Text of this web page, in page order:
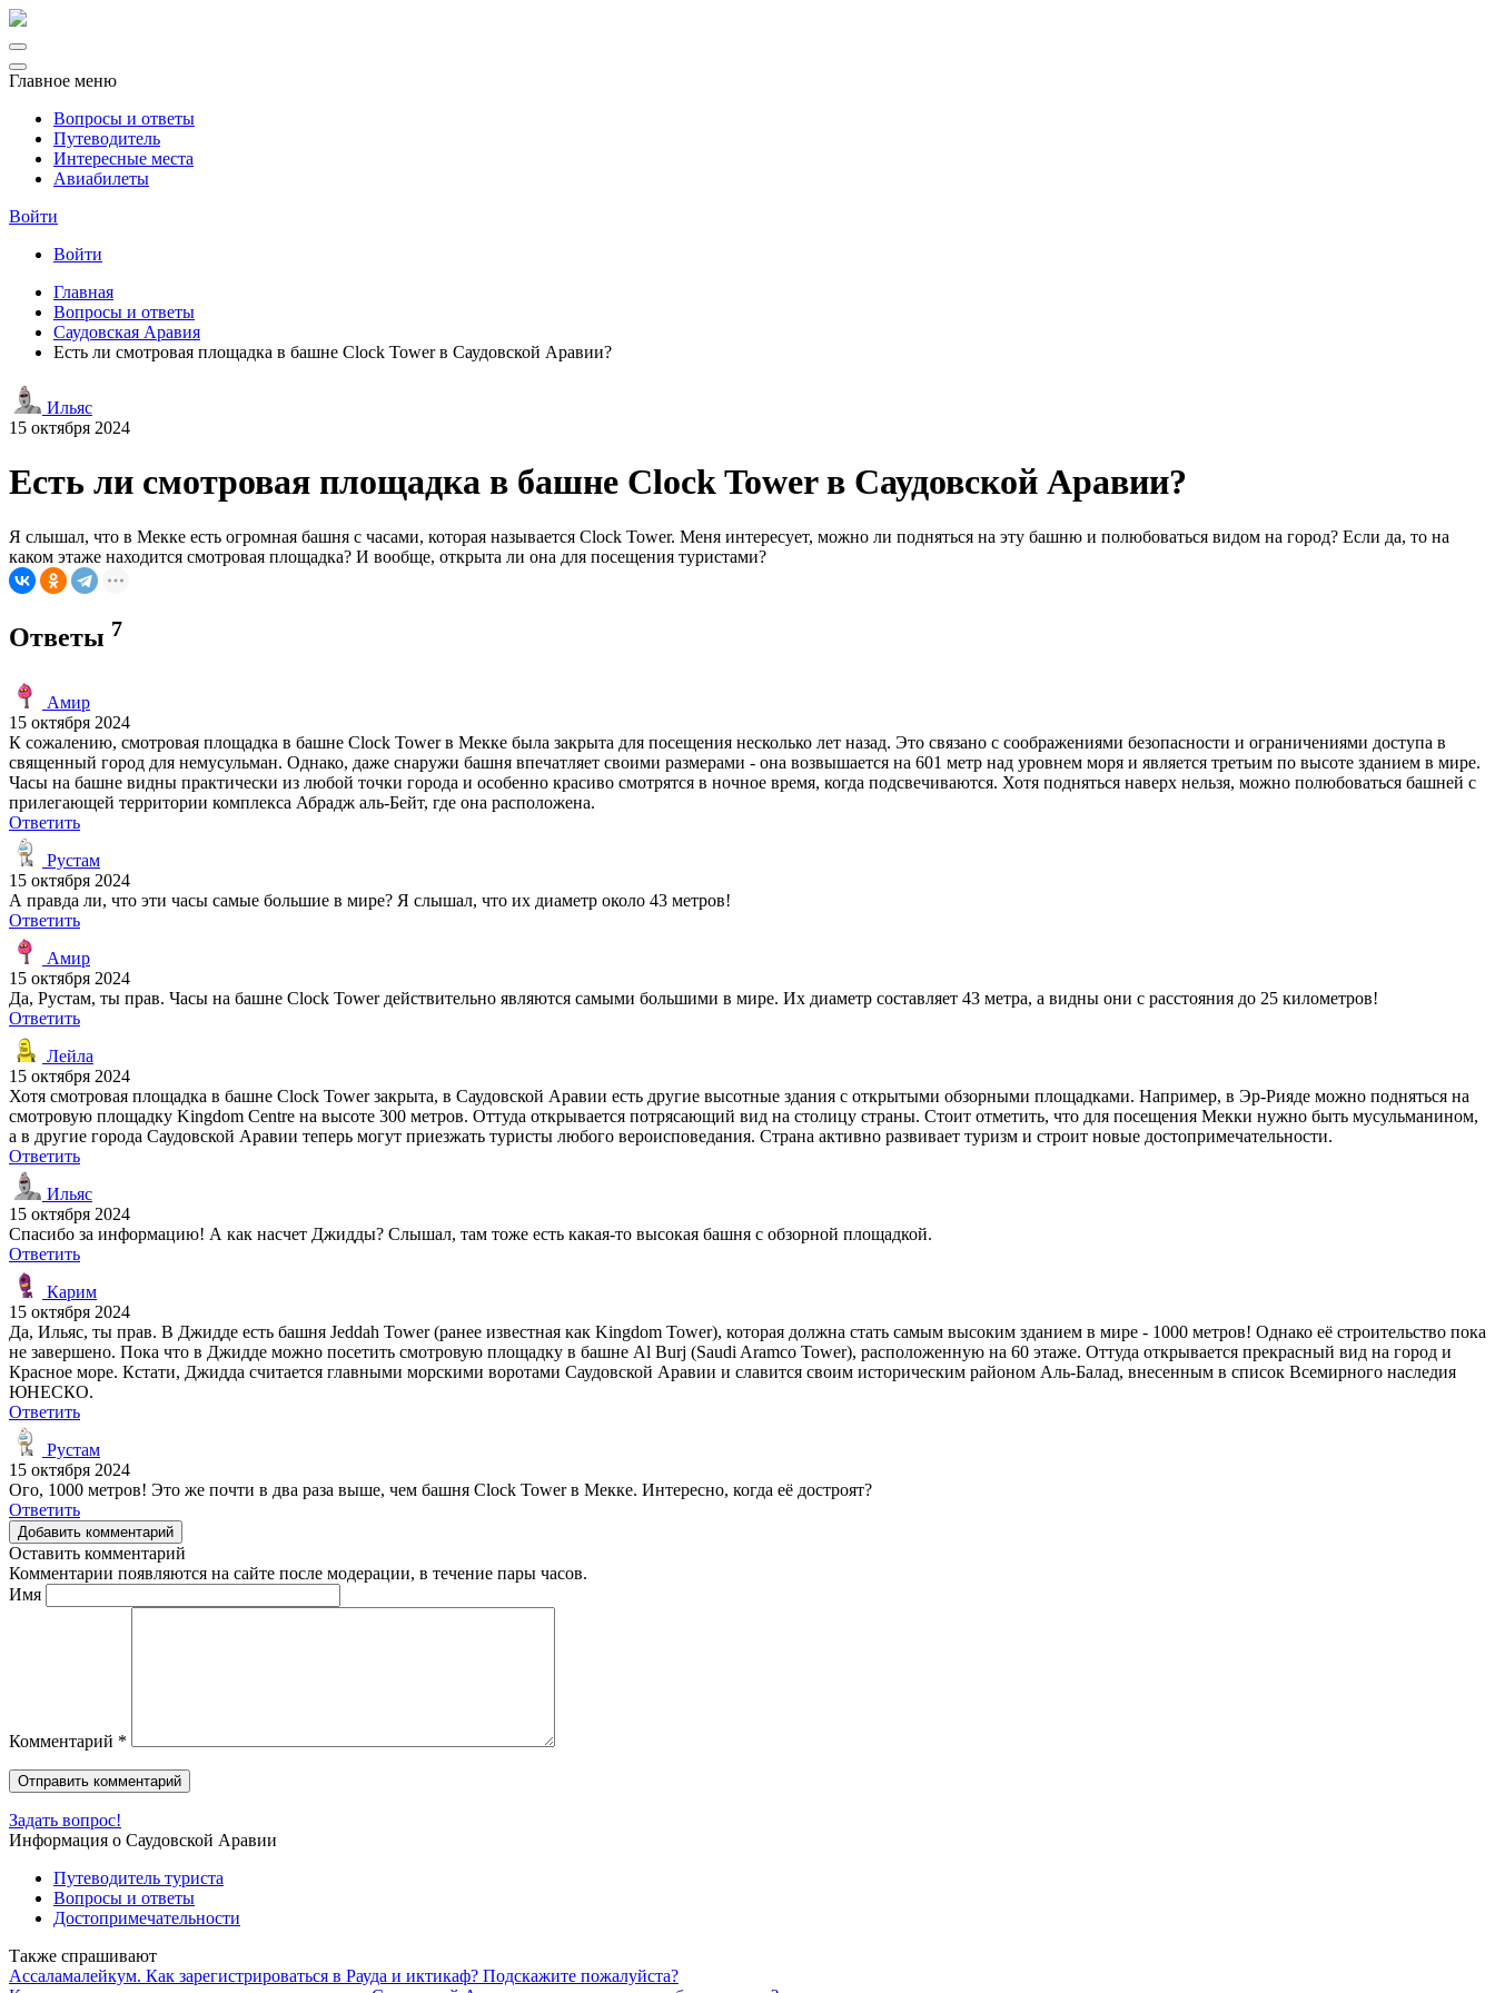
Главное меню
Вопросы и ответы
Путеводитель
Интересные места
Авиабилеты
Войти
Войти
Главная
Вопросы и ответы
Саудовская Аравия
Есть ли смотровая площадка в башне Clock Tower в Саудовской Аравии?
Ильяс
15 октября 2024
Есть ли смотровая площадка в башне Clock Tower в Саудовской Аравии?
Я слышал, что в Мекке есть огромная башня с часами, которая называется Clock Tower. Меня интересует, можно ли подняться на эту башню и полюбоваться видом на город? Если да, то на
каком этаже находится смотровая площадка? И вообще, открыта ли она для посещения туристами?
Ответы 7
Амир
15 октября 2024
К сожалению, смотровая площадка в башне Clock Tower в Мекке была закрыта для посещения несколько лет назад. Это связано с соображениями безопасности и ограничениями доступа в
священный город для немусульман. Однако, даже снаружи башня впечатляет своими размерами - она возвышается на 601 метр над уровнем моря и является третьим по высоте зданием в мире.
Часы на башне видны практически из любой точки города и особенно красиво смотрятся в ночное время, когда подсвечиваются. Хотя подняться наверх нельзя, можно полюбоваться башней с
прилегающей территории комплекса Абрадж аль-Бейт, где она расположена.
Ответить
Рустам
15 октября 2024
А правда ли, что эти часы самые большие в мире? Я слышал, что их диаметр около 43 метров!
Ответить
Амир
15 октября 2024
Да, Рустам, ты прав. Часы на башне Clock Tower действительно являются самыми большими в мире. Их диаметр составляет 43 метра, а видны они с расстояния до 25 километров!
Ответить
Лейла
15 октября 2024
Хотя смотровая площадка в башне Clock Tower закрыта, в Саудовской Аравии есть другие высотные здания с открытыми обзорными площадками. Например, в Эр-Рияде можно подняться на
смотровую площадку Kingdom Centre на высоте 300 метров. Оттуда открывается потрясающий вид на столицу страны. Стоит отметить, что для посещения Мекки нужно быть мусульманином,
а в другие города Саудовской Аравии теперь могут приезжать туристы любого вероисповедания. Страна активно развивает туризм и строит новые достопримечательности.
Ответить
Ильяс
15 октября 2024
Спасибо за информацию! А как насчет Джидды? Слышал, там тоже есть какая-то высокая башня с обзорной площадкой.
Ответить
Карим
15 октября 2024
Да, Ильяс, ты прав. В Джидде есть башня Jeddah Tower (ранее известная как Kingdom Tower), которая должна стать самым высоким зданием в мире - 1000 метров! Однако её строительство пока
не завершено. Пока что в Джидде можно посетить смотровую площадку в башне Al Burj (Saudi Aramco Tower), расположенную на 60 этаже. Оттуда открывается прекрасный вид на город и
Красное море. Кстати, Джидда считается главными морскими воротами Саудовской Аравии и славится своим историческим районом Аль-Балад, внесенным в список Всемирного наследия
ЮНЕСКО.
Ответить
Рустам
15 октября 2024
Ого, 1000 метров! Это же почти в два раза выше, чем башня Clock Tower в Мекке. Интересно, когда её достроят?
Ответить
Добавить комментарий
Оставить комментарий
Комментарии появляются на сайте после модерации, в течение пары часов.
Имя
Комментарий *
Задать вопрос!
Информация о Саудовской Аравии
Путеводитель туриста
Вопросы и ответы
Достопримечательности
Также спрашивают
Ассаламалейкум. Как зарегистрироваться в Рауда и иктикаф? Подскажите пожалуйста?